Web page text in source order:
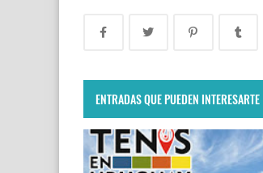
ENTRADAS QUE PUEDEN INTERESARTE